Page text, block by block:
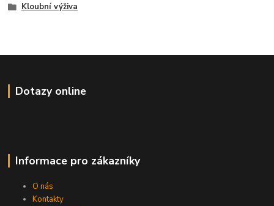
Kloubní výživa
Dotazy online
Informace pro zákazníky
O nás
Kontakty